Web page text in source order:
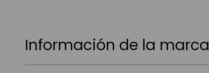
Información de la marca